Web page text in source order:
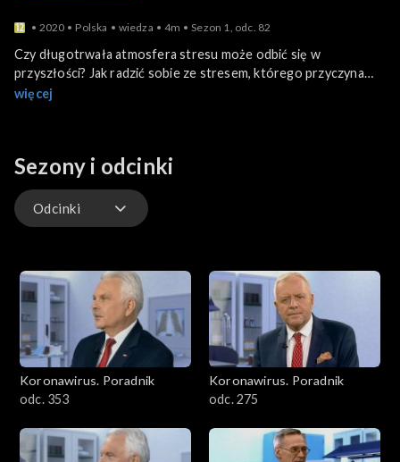
2020 Polska wiedza 4m Sezon 1, odc. 82
Czy długotrwała atmosfera stresu może odbić się w
przyszłości? Jak radzić sobie ze stresem, którego przyczyna
jest niezależna? Czy stres obniża odporność? Czy można
więcej
Sezony i odcinki
Odcinki
Koronawirus. Poradnik
odc. 353
Koronawirus. Poradnik
odc. 275